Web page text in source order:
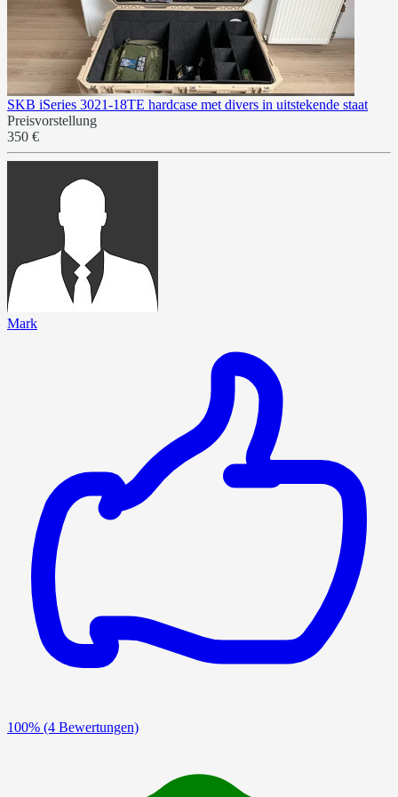
SKB iSeries 3021-18TE hardcase met divers in uitstekende staat
Preisvorstellung
350 €
Mark
100% (4 Bewertungen)